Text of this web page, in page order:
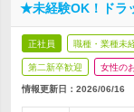
★未経験OK！ドラ
正社員 職種・業種未
第二新卒歓迎 女性の
情報更新日：2026/06/16